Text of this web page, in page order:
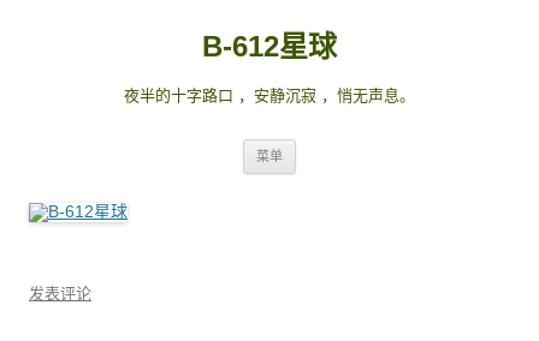
B-612星球
夜半的十字路口 ，安静沉寂 ，悄无声息。
菜单
发表评论